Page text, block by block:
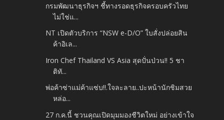
กรมพัฒนาธุรกิจฯ ชี้ทางรอดธุรกิจครอบครัวไทย
ไม่ใช่แ...
NT เปิดตัวบริการ “NSW e-D/O” ใบสั่งปล่อยสิน
ค้าอิเล...
Iron Chef Thailand VS Asia สุดปั่นป่วน!! 5 ชา
ติทั...
พ่อค้าซ่าแม่ค้าแซ่บ!!.ใจละลาย..ปะหน้านักชิมสวย
หล่อ...
27 ก.ค.นี้ ชวนคุณเปิดมุมมองชีวิตใหม่ อย่างเข้าใจ